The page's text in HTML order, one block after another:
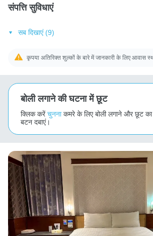
संपत्ति सुविधाएं
सब दिखाएं (9)
कृपया अतिरिक्त शुल्कों के बारे में जानकारी के लिए आवास
बोली लगाने की घटना में छूट
क्लिक करेंचुननाकमरे के लिए बोली लगाने और छूट
बटन दबाएं।